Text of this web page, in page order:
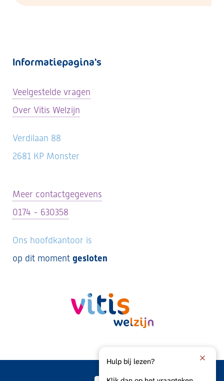
Informatiepagina's
Veelgestelde vragen
Over Vitis Welzijn
Verdilaan 88
2681 KP Monster
Meer contactgegevens
0174 - 630358
Ons hoofdkantoor is
op dit moment gesloten
Hulp bij lezen?